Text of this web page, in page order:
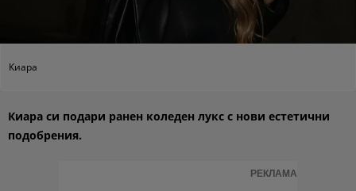
Киара
Киара си подари ранен коледен лукс с нови естетични
подобрения.
РЕКЛАМА